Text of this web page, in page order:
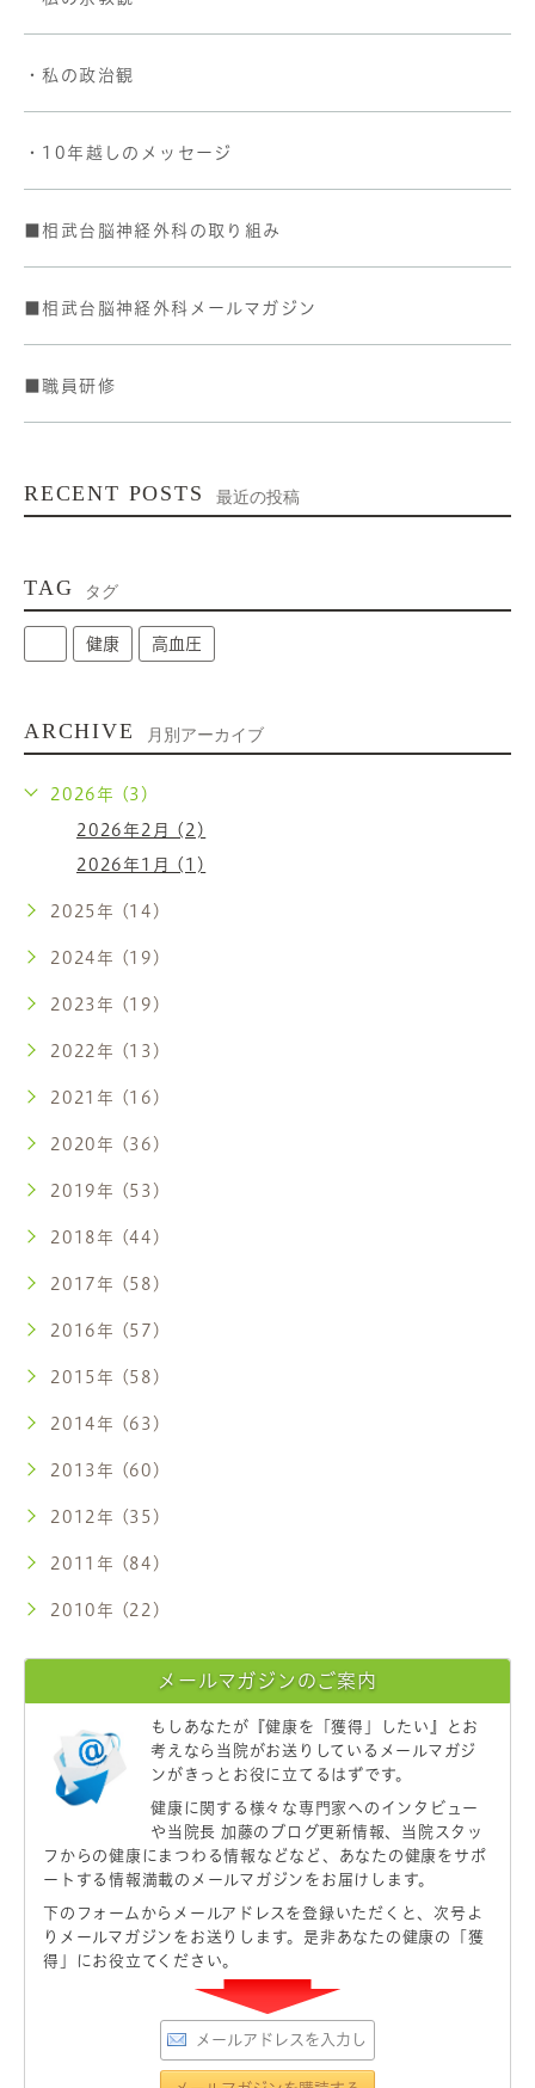
・私の政治観
・10年越しのメッセージ
■相武台脳神経外科の取り組み
■相武台脳神経外科メールマガジン
■職員研修
RECENT POSTS 最近の投稿
TAG タグ
健康 高血圧
ARCHIVE 月別アーカイブ
2026年 (3)
2026年2月 (2)
2026年1月 (1)
2025年 (14)
2024年 (19)
2023年 (19)
2022年 (13)
2021年 (16)
2020年 (36)
2019年 (53)
2018年 (44)
2017年 (58)
2016年 (57)
2015年 (58)
2014年 (63)
2013年 (60)
2012年 (35)
2011年 (84)
2010年 (22)
メールマガジンのご案内
もしあなたが 『健康を「獲得」したい』
とお
考えなら当院がお送りしているメールマガジ
ンがきっとお役に立てるはずです。
健康に関する様々な専門家へのインタビュー
や当院長 加藤のブログ更新情報、当院スタッ
フからの健康にまつわる情報などなど、あなたの健康をサポ
ートする情報満載のメールマガジンをお届けします。
下のフォームからメールアドレスを登録いただくと、次号よ
りメールマガジンをお送りします。是非あなたの健康の「獲
得」にお役立てください。